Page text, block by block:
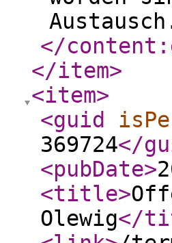
</
</item>
<item>
<guid
369724</
<pubDate>
<title>
Olewig</